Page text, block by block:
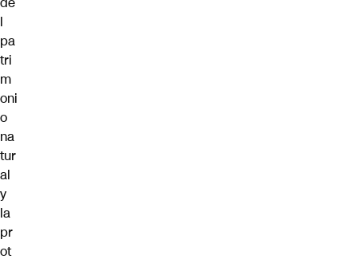
l
pa
tri
m
oni
o
na
tur
al
y
la
pr
ot